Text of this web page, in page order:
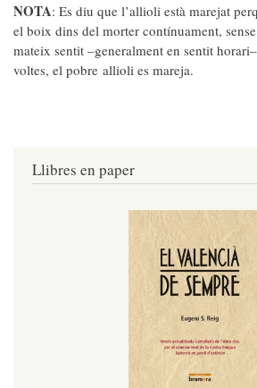
NOTA: Es diu que l’allioli està marejat
el boix dins del morter contínuament,
mateix sentit –generalment en sentit
voltes, el pobre allioli es mareja.
Llibres en paper